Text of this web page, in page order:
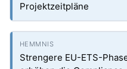
Projektzeitpläne
Strengere EU-ETS-